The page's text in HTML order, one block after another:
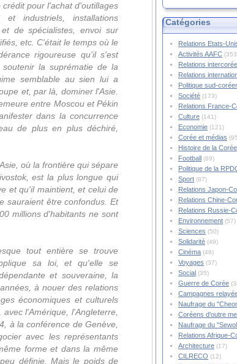
pour l'achat d'outillages
et industriels, installations
de spécialistes, envoi sur
etc. C'était le temps où le
rigoureuse qu'il s'est
la suprématie de la
semblable au sien lui a
et, par là, dominer l'Asie.
entre Moscou et Pékin
dans la concurrence
de plus en plus déchiré,
où la frontière qui sépare
est la plus longue qui
et qu'il maintient, et celui de
sauraient être confondus. Et
millions d'habitants ne sont
tout entière se trouve
sa loi, et qu'elle se
et souveraine, la
à nouer des relations
économiques et culturels
l'Amérique, l'Angleterre,
à la conférence de Genève,
avec les représentants
forme et dans la même
définie. Mais le poids de
Catégories
Relations Etats-
Activités AAFC
Relations
Relations
Politique sud-
Société (173)
Relations France-
Culture (141)
Economie (121)
Corée et médias
Histoire de la Corée
Football (89)
Politique de la
Sport (87)
Relations Japon-
Relations Chine-
Relations Russie-
Environnement (57)
Sciences (50)
Solidarité (49)
Cinéma (46)
Voyages (37)
Social (35)
Guerre de Corée
Campagnes
Naufrage du
Coréens d'outre
Naufrage du
Relations Afrique-
Architecture (17)
CILRECO (12)